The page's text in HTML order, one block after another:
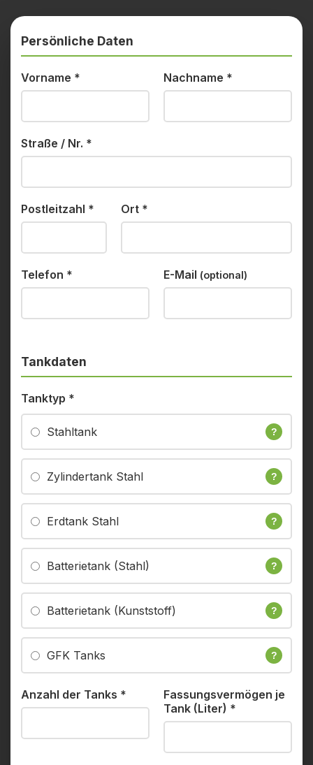
Persönliche Daten
Vorname * Nachname *
Straße / Nr. *
Postleitzahl * Ort *
Telefon * E-Mail (optional)
Tankdaten
Tanktyp *
Stahltank ?
Zylindertank Stahl ?
Erdtank Stahl ?
Batterietank (Stahl) ?
Batterietank (Kunststoff) ?
GFK Tanks ?
Anzahl der Tanks *
Fassungsvermögen je
Tank (Liter) *